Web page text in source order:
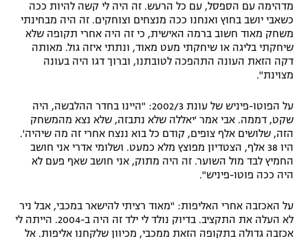
מדהימה עם הספסל, עם כל הרעש. זה היה לי קשה להיות ככה
כשאבי יושב בחוץ ואנחנו ככה מנצחים וצוחקים. זה היה מבחינתי
משחק מאוד חשוב ברמה האישית, כי זה היה אחרי תקופה שלא
שיחקתי בליגה או שיחקתי מעט מאוד, ונתתי איזה גול. מאותה
דקה הזאת העונה התהפכה לטובתנו, וברוך דגו היה בעונה
מצוינת".
על הפוטו-פיניש של עונת 2002/3: "היינו בחדר ההלבשה, היה
שקט, דממה. אבי אמר 'יאללה שלא נתבזה, שלא נצא מהמשחק
הזה, שלושים אלף צופים, קודם כל בוא ננצח אחרי זה מה שיהיה'.
היו 38 אלף, הצטדיון מפוצץ מלא כמעט. ושלומי אדרי אני חושב
החמיץ לבד מול השוער. זה היה מתוק, אני חושב שאף פעם לא
היה ככה פוטו-פיניש".
על האכזבה אחרי האליפות: "מאוד רציתי להישאר במכבי, אבל ניר
לא העלה את התקציב. בדיוק נולד לי ילד זה היה ב-2004. הייתה לי
אכזבה גדולה בתקופה הזאת ממכבי, מכיוון שלקחנו אליפות. אל